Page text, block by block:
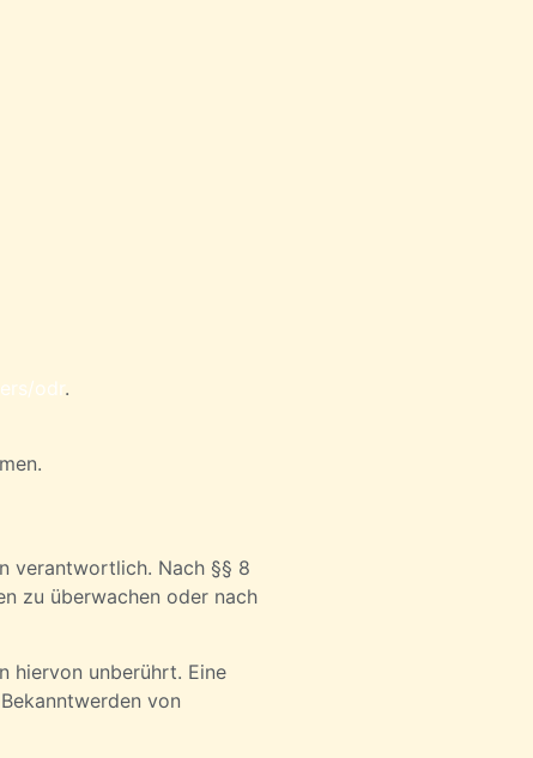
odr.
verantwortlich. Nach §§ 8
zu überwachen oder nach
hiervon unberührt. Eine
von